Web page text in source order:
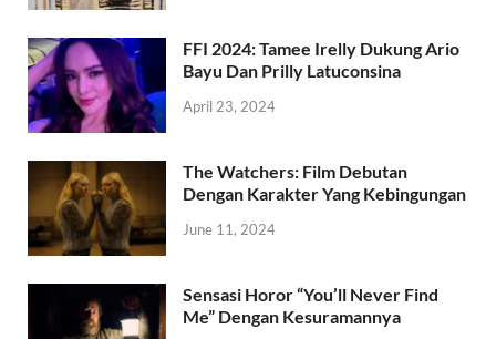
FFI 2024: Tamee Irelly Dukung Ario
Bayu Dan Prilly Latuconsina
April 23, 2024
The Watchers: Film Debutan
Dengan Karakter Yang Kebingungan
June 11, 2024
Sensasi Horor “You’ll Never Find
Me” Dengan Kesuramannya